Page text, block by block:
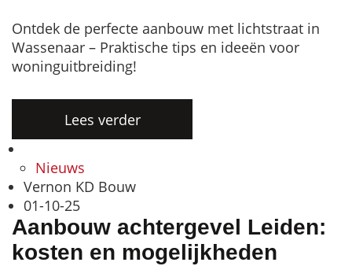
Ontdek de perfecte aanbouw met lichtstraat in
Wassenaar – Praktische tips en ideeën voor
woninguitbreiding!
Lees verder
Nieuws
Vernon KD Bouw
01-10-25
Aanbouw achtergevel Leiden:
kosten en mogelijkheden